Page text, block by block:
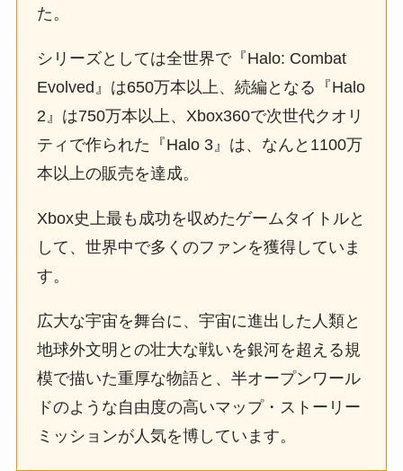
た。
シリーズとしては全世界で『Halo: Combat
Evolved』は650万本以上、続編となる『Halo
2』は750万本以上、Xbox360で次世代クオリ
ティで作られた『Halo 3』は、なんと1100万
本以上の販売を達成。
Xbox史上最も成功を収めたゲームタイトルと
して、世界中で多くのファンを獲得していま
す。
広大な宇宙を舞台に、宇宙に進出した人類と
地球外文明との壮大な戦いを銀河を超える規
模で描いた重厚な物語と、半オープンワール
ドのような自由度の高いマップ・ストーリー
ミッションが人気を博しています。